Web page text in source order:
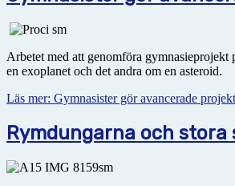
Arbetet med att genomföra
en exoplanet och det andra om en asteroid.
Läs mer: Gymnasister gör avancerade projekt
Rymdungarna och stora